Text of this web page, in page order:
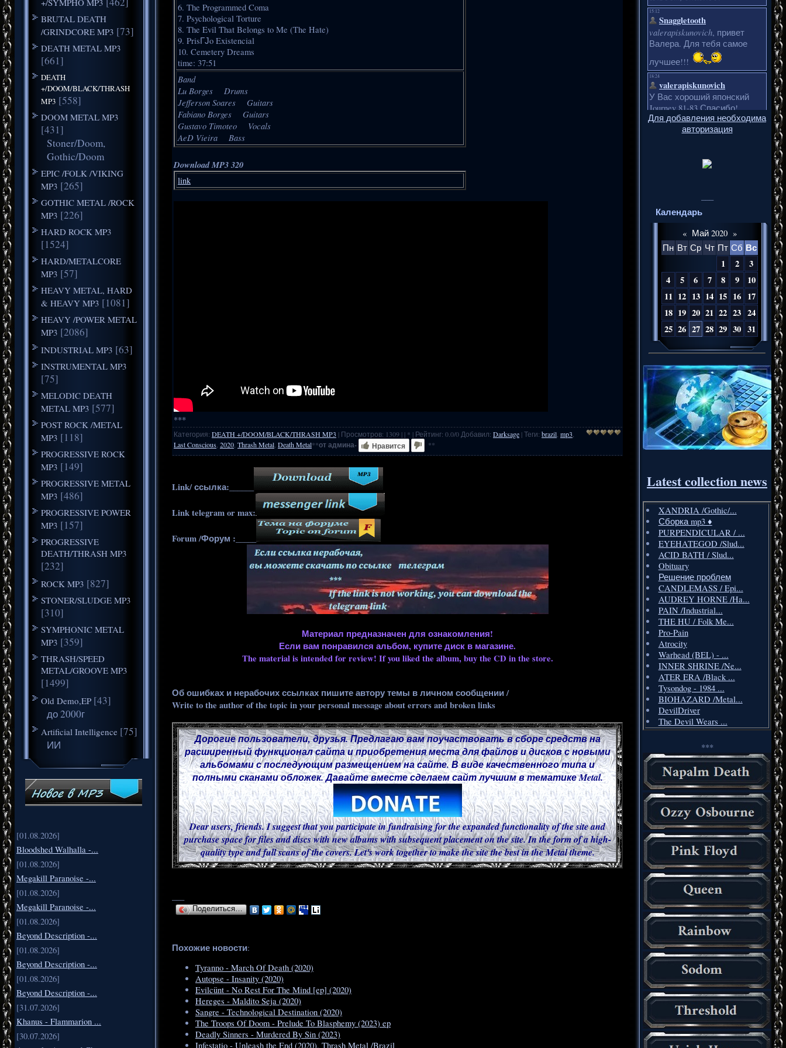
BRUTAL DEATH
/GRINDCORE MP3 [73]
DEATH METAL MP3
[661]
DEATH
+/DOOM/BLACK/THRASH
MP3 [558]
DOOM METAL MP3
[431]
Stoner/Doom,
Gothic/Doom
EPIC /FOLK /VIKING
MP3 [265]
GOTHIC METAL /ROCK
MP3 [226]
HARD ROCK MP3
[1524]
HARD/METALCORE
MP3 [57]
HEAVY METAL, HARD
& HEAVY MP3 [1081]
HEAVY /POWER METAL
MP3 [2086]
INDUSTRIAL MP3 [63]
INSTRUMENTAL MP3
[75]
MELODIC DEATH
METAL MP3 [577]
POST ROCK /METAL
MP3 [118]
PROGRESSIVE ROCK
MP3 [149]
PROGRESSIVE METAL
MP3 [486]
PROGRESSIVE POWER
MP3 [157]
PROGRESSIVE
DEATH/THRASH MP3
[232]
ROCK MP3 [827]
STONER/SLUDGE MP3
[310]
SYMPHONIC METAL
MP3 [359]
THRASH/SPEED
METAL/GROOVE MP3
[1499]
Old Demo,EP [43]
до 2000г
Artificial Intelligence [75]
ИИ
[01.08.2026]
Bloodshed Walhalla -...
[01.08.2026]
Megakill Paranoise -...
[01.08.2026]
Megakill Paranoise -...
[01.08.2026]
Beyond Description -...
[01.08.2026]
Beyond Description -...
[01.08.2026]
Beyond Description -...
[31.07.2026]
Khanus - Flammarion ...
[30.07.2026]
6. The Programmed Coma
7. Psychological Torture
8. The Evil That Belongs to Me (The Hate)
9. PrisГЈo Existencial
10. Cemetery Dreams
time: 37:51
Band
Lu Borges Drums
Jefferson Soares Guitars
Fabiano Borges Guitars
Gustavo Timoteo Vocals
AeD Vieira Bass
Download MP3 320
link
***
Категория: DEATH +/DOOM/BLACK/THRASH MP3 | Просмотров: 1309 | | * | Рейтинг: 0.0/0 Добавил: Darksage |Теги: brazil mp3
Last Conscious 2020 Thrash Metal Death Metal**от админа- Нравится **
Link/ ссылка:______
Link telegram or max:
Forum /Форум :_____
Материал предназначен для ознакомления!
Если вам понравился альбом, купите диск в магазине.
The material is intended for review! If you liked the album, buy the CD in the store.
Об ошибках и нерабочих ссылках пишите автору темы в личном сообщении /
Write to the author of the topic in your personal message about errors and broken links
Дорогие пользователи, друзья. Предлагаю вам поучаствовать в сборе средств на
расширенный функционал сайта и приобретения места для файлов и дисков с новыми
альбомами с последующим размещением на сайте. В виде качественного типа и
полными сканами обложек. Давайте вместе сделаем сайт лучшим в тематике Metal.
Dear users, friends. I suggest that you participate in fundraising for the expanded functionality of the site and
purchase space for files and discs with new albums with subsequent placement on the site. In the form of a high-
quality type and full scans of the covers. Let's work together to make the site the best in the Metal theme.
Поделиться…
Похожие новости:
Tyranno - March Of Death (2020)
Autopse - Insanity (2020)
Evilcünt - No Rest For The Mind [ep] (2020)
Hereges - Maldito Seja (2020)
Sangre - Technological Destination (2020)
The Troops Of Doom - Prelude To Blasphemy (2023) ep
Deadly Sinners - Murdered By Sin (2023)
Infestatio - Unleash the End (2020), Thrash Metal /Brazil
Для добавления необходима
авторизация
Календарь
« Май 2020 »
Пн Вт Ср Чт Пт Сб Вс
1
2
3
4
5 6 7 8 9
10
11 12 13 14 15 16 17
18 19 20 21 22 23 24
25 26 27 28 29 30 31
Latest collection news
XANDRIA /Gothic/...
Сборка mp3 ♦️
PURPENDICULAR / ...
EYEHATEGOD /Slud...
ACID BATH / Slud...
Obituary
Решение проблем
CANDLEMASS / Epi...
AUDREY HORNE /Ha...
PAIN /Industrial...
THE HU / Folk Me...
Pro-Pain
Atrocity
Warhead (BEL) - ...
INNER SHRINE /Ne...
ATER ERA /Black ...
Tysondog - 1984 ...
BIOHAZARD /Metal...
DevilDriver
The Devil Wears ...
***